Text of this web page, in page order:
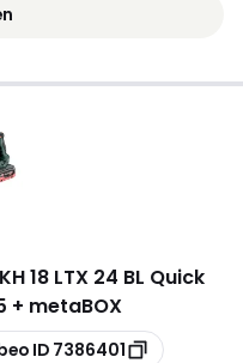
18 LTX 24 BL Quick
+ metaBOX
ID 7386401